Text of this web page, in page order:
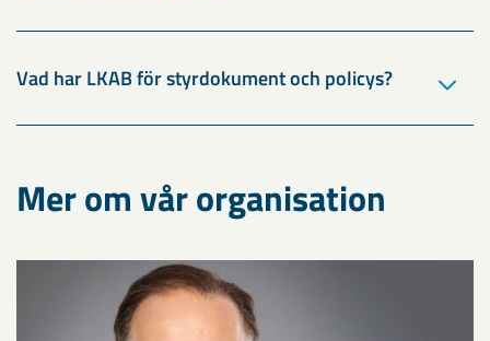
Vad har LKAB för styrdokument och policys?
Mer om vår organisation